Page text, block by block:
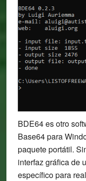
BDE64 es otro
Base64 para
paquete portátil.
interfaz gráfica de
específico para